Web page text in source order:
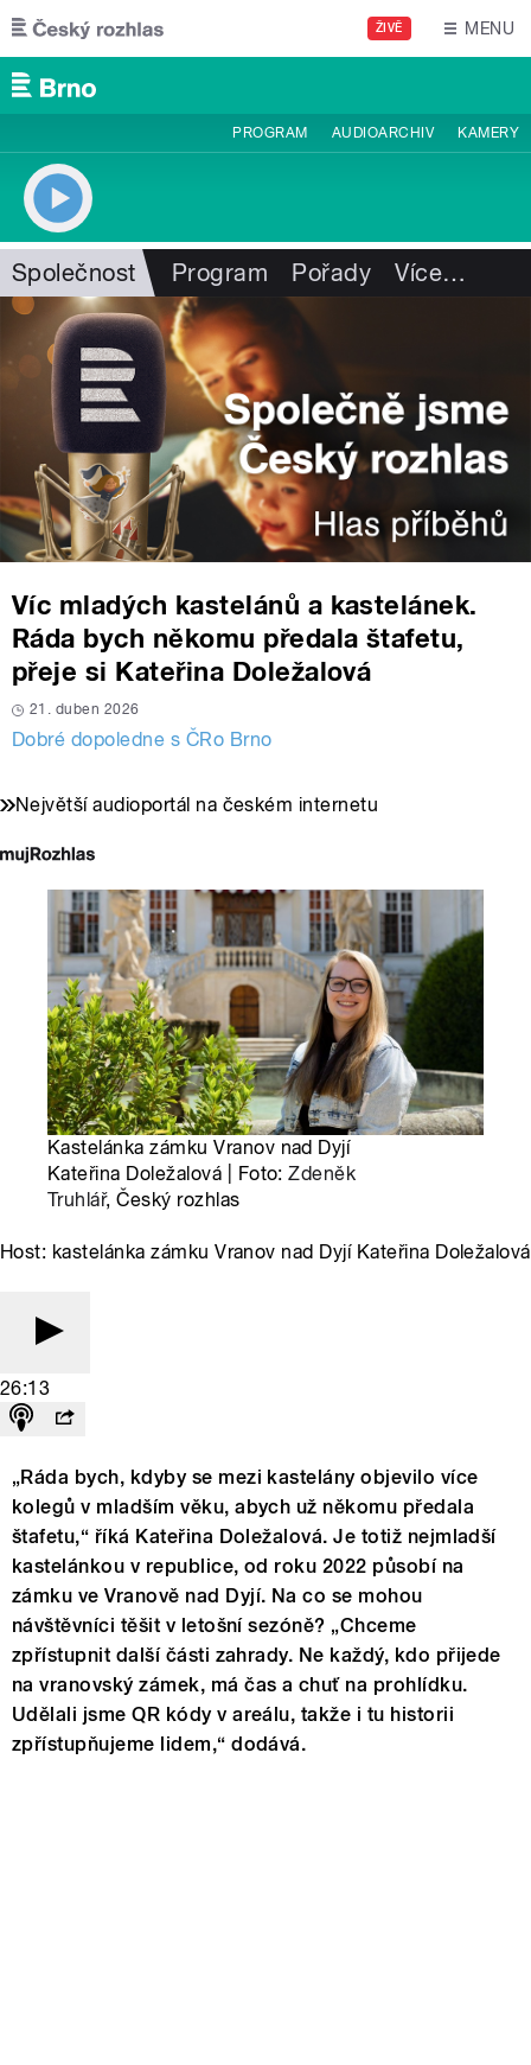
Přejít k hlavnímu obsahu
ŽIVĚ MENU
PROGRAM AUDIOARCHIV KAMERY
Společnost Program Pořady Více…
Víc mladých kastelánů a kastelánek.
Ráda bych někomu předala štafetu,
přeje si Kateřina Doležalová
21. duben 2026
Dobré dopoledne s ČRo Brno
Největší audioportál na českém internetu
Kastelánka zámku Vranov nad Dyjí
Kateřina Doležalová | Foto:Zdeněk
Truhlář, Český rozhlas
Host: kastelánka zámku Vranov nad Dyjí Kateřina Doležalová
26:13
„Ráda bych, kdyby se mezi kastelány objevilo více
kolegů v mladším věku, abych už někomu předala
štafetu,“ říká Kateřina Doležalová. Je totiž nejmladší
kastelánkou v republice, od roku 2022 působí na
zámku ve Vranově nad Dyjí. Na co se mohou
návštěvníci těšit v letošní sezóně? „Chceme
zpřístupnit další části zahrady. Ne každý, kdo přijede
na vranovský zámek, má čas a chuť na prohlídku.
Udělali jsme QR kódy v areálu, takže i tu historii
zpřístupňujeme lidem,“ dodává.